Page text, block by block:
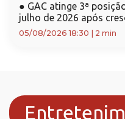
● GAC atinge 3ª
julho de 2026 após
05/08/2026 18:30 2 min